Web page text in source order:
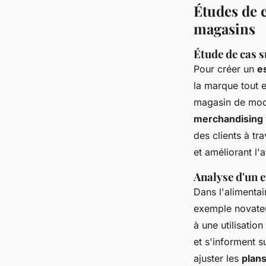
Études de
magasins
Étude de cas
Pour créer un
la marque tout
magasin de
merchandising
des clients à
et améliorant
Analyse d'un
Dans
exemple
à une
et s'informent
ajuster les